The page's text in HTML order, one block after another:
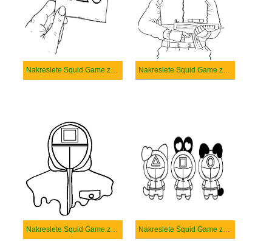
Nakreslete Squid Game základní u dětí Nakreslete Squid Game základní
Nakreslete Squid Game zdarma pro dítě Nakreslete Squid Game zdarma